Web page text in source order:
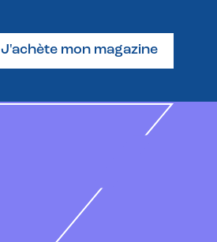
J'achète mon magazine